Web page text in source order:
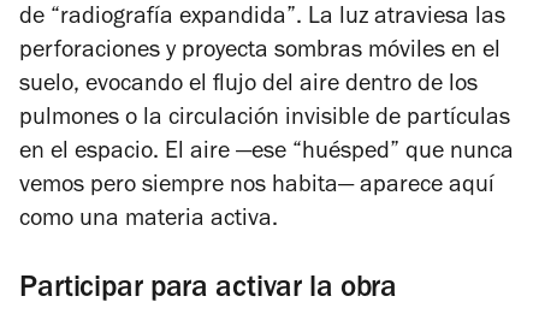
de “radiografía expandida”. La luz atraviesa las
perforaciones y proyecta sombras móviles en el
suelo, evocando el flujo del aire dentro de los
pulmones o la circulación invisible de partículas
en el espacio. El aire —ese “huésped” que nunca
vemos pero siempre nos habita— aparece aquí
como una materia activa.
Participar para activar la obra